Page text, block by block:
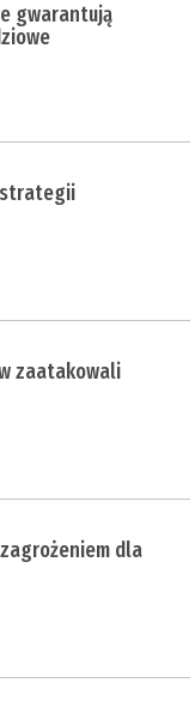
gwarantują
strategii
zaatakowali
dla